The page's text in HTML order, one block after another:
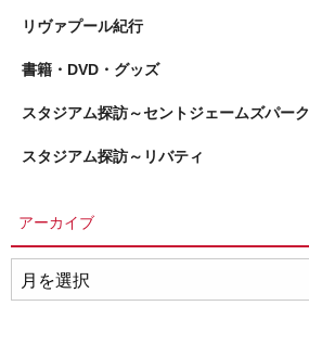
リヴァプール紀行
書籍・DVD・グッズ
スタジアム探訪～セントジェームズパーク
スタジアム探訪～リバティ
アーカイブ
ー